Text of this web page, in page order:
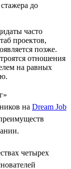
до
часто
проектов,
позже.
отношения
на равных
на Dream Job
четырех